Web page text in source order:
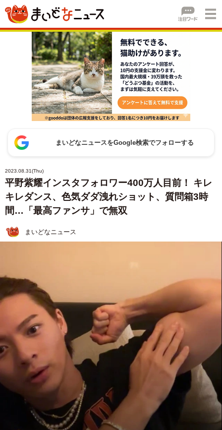
まいどなニュースをGoogle検索でフォローする
2023.08.31(Thu)
平野紫耀インスタフォロワー400万人目前！ キレ
キレダンス、色気ダダ洩れショット、質問箱3時
間…「最高ファンサ」で無双
まいどなニュース